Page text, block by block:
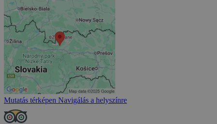
Mutatás térképen Navigálás a helyszínre